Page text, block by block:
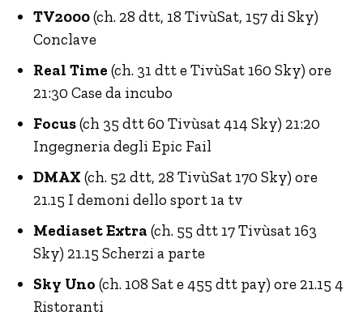
TV2000(ch. 28 dtt, 18 TivùSat, 157 di Sky)
Conclave
Real Time (ch. 31 dtt e TivùSat 160 Sky) ore
21:30 Case da incubo
Focus(ch 35 dtt 60 Tivùsat 414 Sky) 21:20
Ingegneria degli Epic Fail
DMAX (ch. 52 dtt, 28 TivùSat 170 Sky) ore
21.15 I demoni dello sport 1a tv
Mediaset Extra (ch. 55 dtt 17 Tivùsat 163
Sky) 21.15 Scherzi a parte
Sky Uno (ch. 108 Sat e 455 dtt pay) ore 21.15 4
Ristoranti